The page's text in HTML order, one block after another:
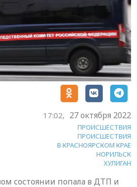
17:02, 27 октября 2022
ПРОИСШЕСТВИЯ
ПРОИСШЕСТВИЯ
В КРАСНОЯРСКОМ КРАЕ
НОРИЛЬСК
ХУЛИГАН
состоянии попала в ДТП и